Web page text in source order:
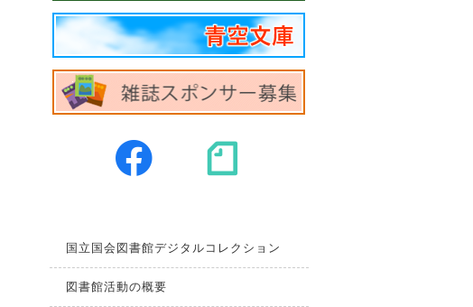
国立国会図書館デジタルコレクション
図書館活動の概要